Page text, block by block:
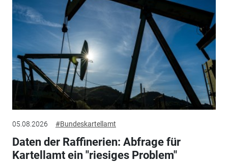
05.08.2026 #Bundeskartellamt
Daten der Raffinerien: Abfrage für
Kartellamt ein "riesiges Problem"